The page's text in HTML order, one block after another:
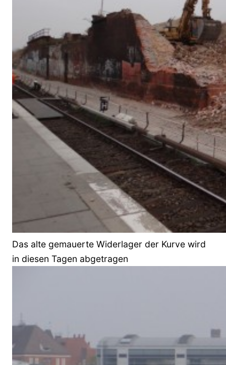
Das alte gemauerte Widerlager der Kurve wird
in diesen Tagen abgetragen